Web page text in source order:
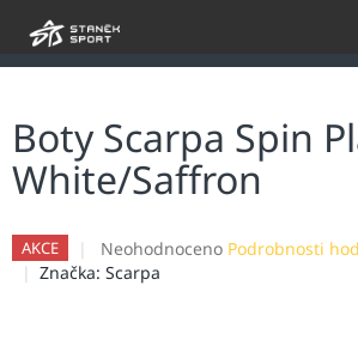
Boty Scarpa Spin
White/Saffron
AKCE
Průměrné
hodnocení
Neohodnoceno Podrobnosti
Značka: Scarpa